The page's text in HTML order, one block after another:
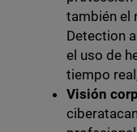
también el
Detection
el uso de
tiempo
Visión